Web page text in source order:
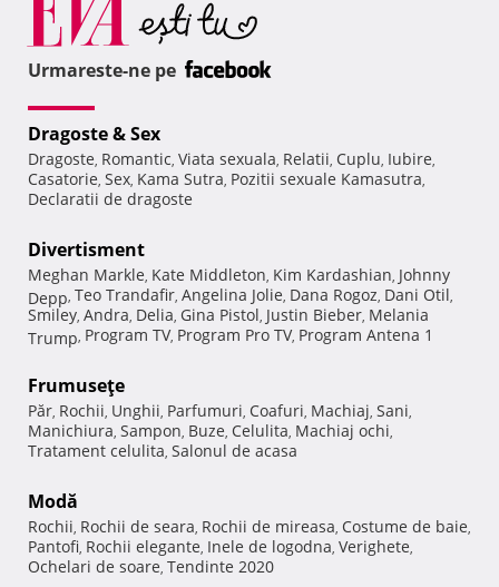
Urmareste-ne pe
Dragoste & Sex
Dragoste, Romantic, Viata sexuala, Relatii, Cuplu, Iubire,
Casatorie, Sex, Kama Sutra, Pozitii sexuale Kamasutra,
Declaratii de dragoste
Divertisment
Meghan Markle, Kate Middleton, Kim Kardashian, Johnny
Depp, Teo Trandafir, Angelina Jolie, Dana Rogoz, Dani Otil,
Smiley, Andra, Delia, Gina Pistol, Justin Bieber, Melania
Trump, Program TV, Program Pro TV, Program Antena 1
Frumuseţe
Păr, Rochii, Unghii, Parfumuri, Coafuri, Machiaj, Sani,
Manichiura, Sampon, Buze, Celulita, Machiaj ochi,
Tratament celulita, Salonul de acasa
Modă
Rochii, Rochii de seara, Rochii de mireasa, Costume de baie,
Pantofi, Rochii elegante, Inele de logodna, Verighete,
Ochelari de soare, Tendinte 2020